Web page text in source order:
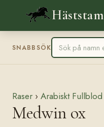
Häststam
SNABBSÖK
Raser › Arabiskt Fullblod
Medwin ox